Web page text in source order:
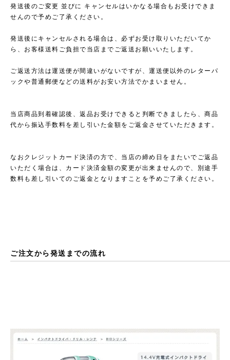
発送後のご変更 並びに キャンセルはいかなる場合もお受けできま
せんので予めご了承ください。
発送後にキャンセルされる場合は、必ずお受け取りいただいてか
ら、お客様送料ご負担で当店までご返送お願いいたします。
ご返送方法は運送便が間違いがないですが、運送便以外のレターパ
ックや普通郵便などの送料がお安い方法でかまいません。
当店商品到着確認後、返品お受けできると判断できましたら、商品
代から振込手数料を差し引いた金額をご返金させていただきます。
なおクレジットカード決済の方で、当店の締め日をまたいでご返品
いただく場合は、カード決済金額の変更が出来ませんので、別途手
数料も差し引いてのご返金となりますことを予めご了承ください。
ご注文から発送までの流れ